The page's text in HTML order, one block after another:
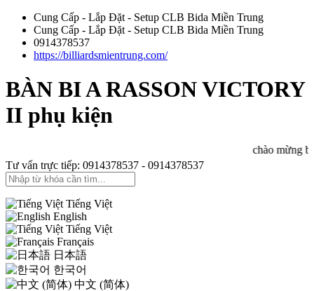
Cung Cấp - Lắp Đặt - Setup CLB Bida Miền Trung
Cung Cấp - Lắp Đặt - Setup CLB Bida Miền Trung
0914378537
https://billiardsmientrung.com/
BÀN BI A RASSON VICTORY
II phụ kiện
chào mừng bạn
Tư vấn trực tiếp: 0914378537 - 0914378537
Tiếng Việt
English
Tiếng Việt
Français
日本語
한국어
中文 (简体)